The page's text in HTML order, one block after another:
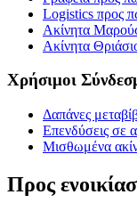
Logistics προς
Ακίνητα
Ακίνητα
Χρήσιμοι
Δαπάνες
Επενδύσεις σε
Μισθωμένα
Προς